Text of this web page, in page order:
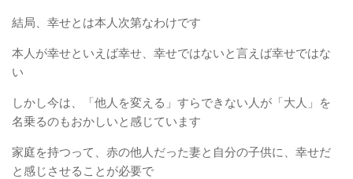
結局、幸せとは本人次第なわけです
本人が幸せといえば幸せ、幸せではないと言えば幸せではな
い
しかし今は、「他人を変える」すらできない人が「大人」を
名乗るのもおかしいと感じています
家庭を持つって、赤の他人だった妻と自分の子供に、幸せだ
と感じさせることが必要で